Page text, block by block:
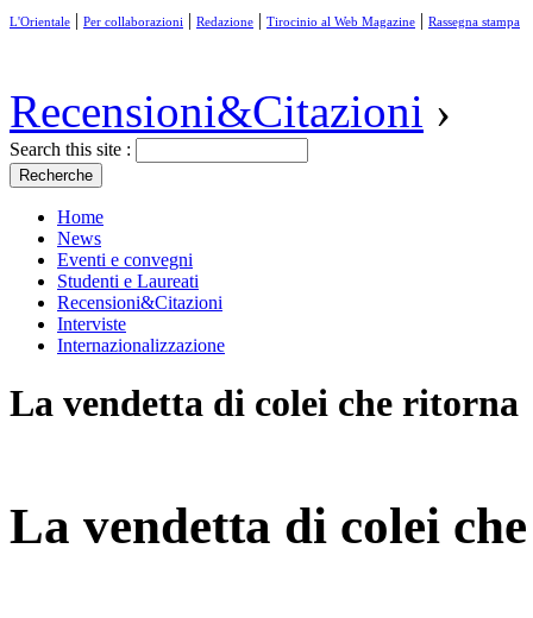
L'Orientale | Per collaborazioni | Redazione | Tirocinio al Web Magazine | Rassegna stampa
Recensioni&Citazioni ›
Search this site :
Home
News
Eventi e convegni
Studenti e Laureati
Recensioni&Citazioni
Interviste
Internazionalizzazione
La vendetta di colei che ritorna
La vendetta di colei